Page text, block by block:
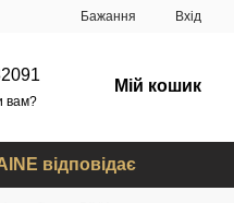
Бажання Вхід
вам?
Мій кошик
відповідає